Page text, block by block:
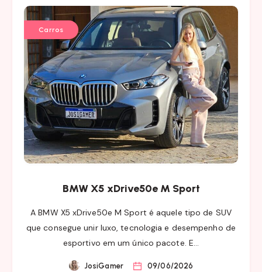
Carros
BMW X5 xDrive50e M Sport
A BMW X5 xDrive50e M Sport é aquele tipo de SUV
que consegue unir luxo, tecnologia e desempenho de
esportivo em um único pacote. E…
JosiGamer
09/06/2026